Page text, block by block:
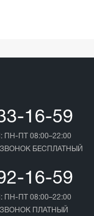
16-59
ПТ 08:00–22:00
БЕСПЛАТНЫЙ
16-59
ПТ 08:00–22:00
ПЛАТНЫЙ